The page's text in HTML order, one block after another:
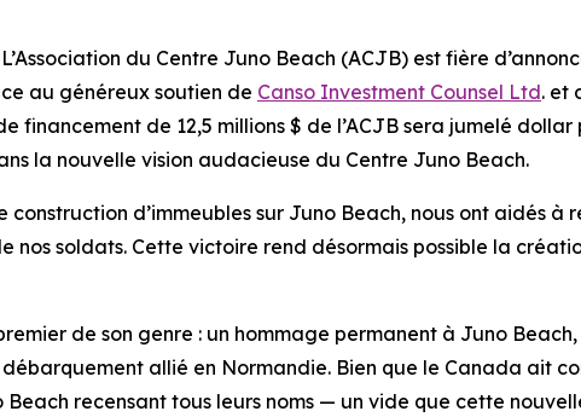
du Centre Juno Beach (ACJB) est fière
au généreux soutien de Canso Investment Counsel Ltd. et
financement de 12,5 millions $ de l’ACJB sera jumelé
la nouvelle vision audacieuse du Centre Juno Beach.
construction d’immeubles sur Juno Beach, nous ont aidés
soldats. Cette victoire rend désormais possible la
de son genre : un hommage permanent à Juno
allié en Normandie. Bien que le Canada ait
Beach recensant tous leurs noms — un vide que cette